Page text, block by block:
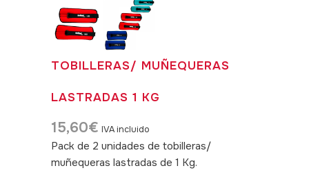
TOBILLERAS/ MUÑEQUERAS
LASTRADAS 1 KG
15,60€ IVA incluido
Pack de 2 unidades de tobilleras/
muñequeras lastradas de 1 Kg.